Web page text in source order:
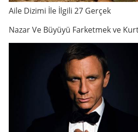
Aile Dizimi İle İlgili 27 Gerçek
Nazar Ve Büyüyü Farketmek ve